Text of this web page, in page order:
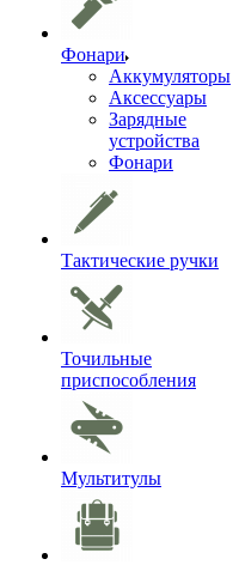
Фонари
Аккумуляторы
Аксессуары
Зарядные
устройства
Фонари
Тактические ручки
Точильные
приспособления
Мультитулы